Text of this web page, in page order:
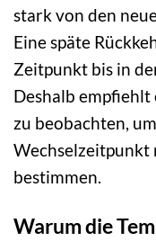
stark von den
Eine späte
Zeitpunkt bis in
Deshalb empfiehlt
zu beobachten,
Wechselzeitpunkt
bestimmen.
Warum die